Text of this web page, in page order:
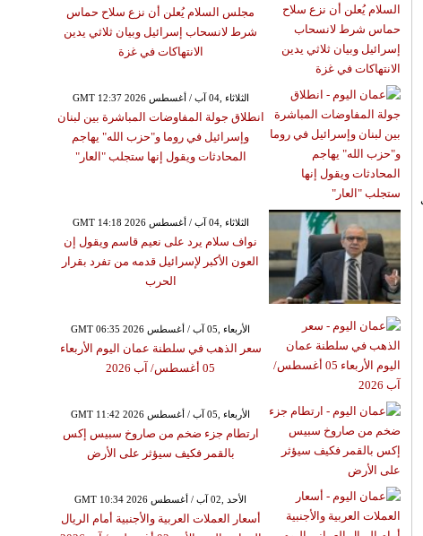
مجلس السلام يُعلن أن نزع سلاح حماس
شرط لانسحاب إسرائيل وبيان ثلاثي يدين
الانتهاكات في غزة
GMT 12:37 2026 الثلاثاء ,04 آب / أغسطس
انطلاق جولة المفاوضات المباشرة بين لبنان
وإسرائيل في روما و"حزب الله" يهاجم
المحادثات ويقول إنها ستجلب "العار"
GMT 14:18 2026 الثلاثاء ,04 آب / أغسطس
نواف سلام يرد على نعيم قاسم ويقول إن
العون الأكبر لإسرائيل قدمه من تفرد بقرار
الحرب
GMT 06:35 2026 الأربعاء ,05 آب / أغسطس
سعر الذهب في سلطنة عمان اليوم الأربعاء
05 أغسطس/ آب 2026
GMT 11:42 2026 الأربعاء ,05 آب / أغسطس
ارتطام جزء ضخم من صاروخ سبيس إكس
بالقمر فكيف سيؤثر على الأرض
GMT 10:34 2026 الأحد ,02 آب / أغسطس
أسعار العملات العربية والأجنبية أمام الريال